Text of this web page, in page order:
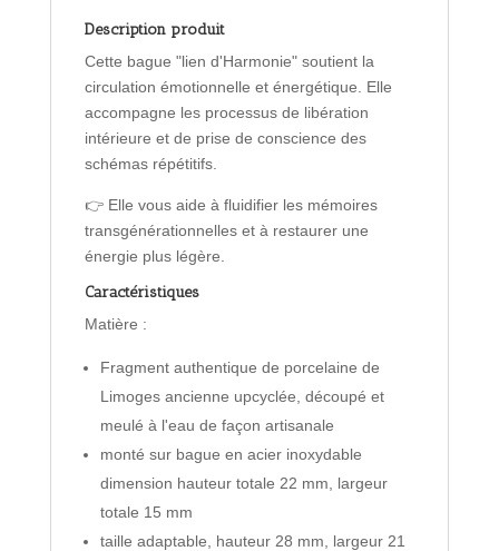
Description produit
Cette bague "lien d'Harmonie" soutient la
circulation émotionnelle et énergétique. Elle
accompagne les processus de libération
intérieure et de prise de conscience des
schémas répétitifs.
👉 Elle vous aide à fluidifier les mémoires
transgénérationnelles et à restaurer une
énergie plus légère.
Caractéristiques
Matière :
Fragment authentique de porcelaine de
Limoges ancienne upcyclée, découpé et
meulé à l'eau de façon artisanale
monté sur bague en acier inoxydable
dimension hauteur totale 22 mm, largeur
totale 15 mm
taille adaptable, hauteur 28 mm, largeur 21